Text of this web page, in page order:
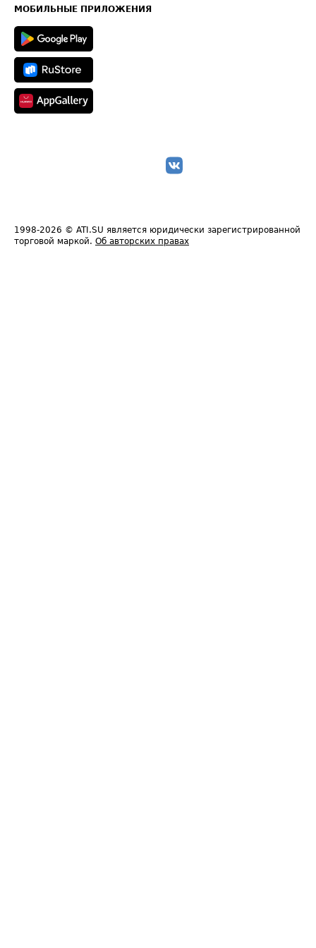
Техническая информация
МОБИЛЬНЫЕ ПРИЛОЖЕНИЯ
1998-2026 © ATI.SU является юридически зарегистрированной
торговой маркой. Об авторских правах